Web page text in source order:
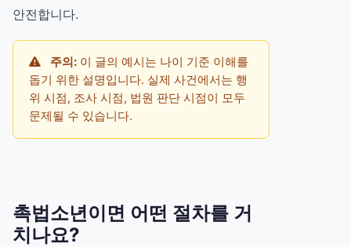
안전합니다.
주의: 이 글의 예시는 나이 기준 이해를
돕기 위한 설명입니다. 실제 사건에서는 행
위 시점, 조사 시점, 법원 판단 시점이 모두
문제될 수 있습니다.
촉법소년이면 어떤 절차를 거
치나요?